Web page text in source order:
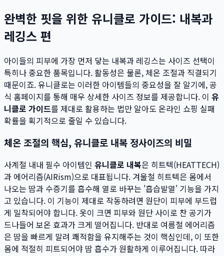
완벽한 핏을 위한 유니클로 가이드: 내복과
레깅스 편
아이들의 피부에 가장 먼저 닿는 내복과 레깅스는 사이즈 선택이
특히나 중요한 품목입니다. 활동성은 물론, 체온 조절과 직결되기
때문이죠. 유니클로는 이러한 아이템들의 중요성을 잘 알기에, 공
식 홈페이지를 통해 매우 상세한 사이즈 정보를 제공합니다. 이 유
니클로 가이드를 제대로 활용하는 법만 알아도 온라인 쇼핑 실패
확률을 획기적으로 줄일 수 있습니다.
체온 조절의 핵심, 유니클로 내복 정사이즈의 비밀
사계절 내내 필수 아이템인 유니클로 내복은 히트텍(HEATTECH)
과 에어리즘(AIRism)으로 대표됩니다. 겨울철 히트텍은 몸에서
나오는 땀과 수증기를 흡수해 열로 바꾸는 '흡습발열' 기능을 가지
고 있습니다. 이 기능이 제대로 작동하려면 원단이 피부에 부드럽
게 밀착되어야 합니다. 옷이 크면 피부와 원단 사이로 찬 공기가
드나들어 보온 효과가 크게 떨어집니다. 반대로 여름철 에어리즘
은 땀을 빠르게 말려 쾌적함을 유지해주는 것이 핵심인데, 이 또한
몸에 적절히 피트되어야 땀 흡수가 원활하게 이루어집니다. 따라